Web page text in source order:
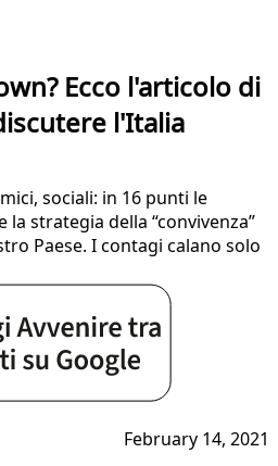
Ecco l'articolo di
l'Italia
sociali: in 16 punti le
strategia della “convivenza”
Paese. I contagi calano solo
February 14, 2021